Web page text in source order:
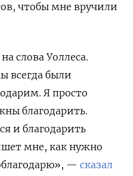
чтобы мне вручили
слова Уоллеса.
всегда были
Я просто
благодарить.
и благодарить
мне, как нужно
— сказал